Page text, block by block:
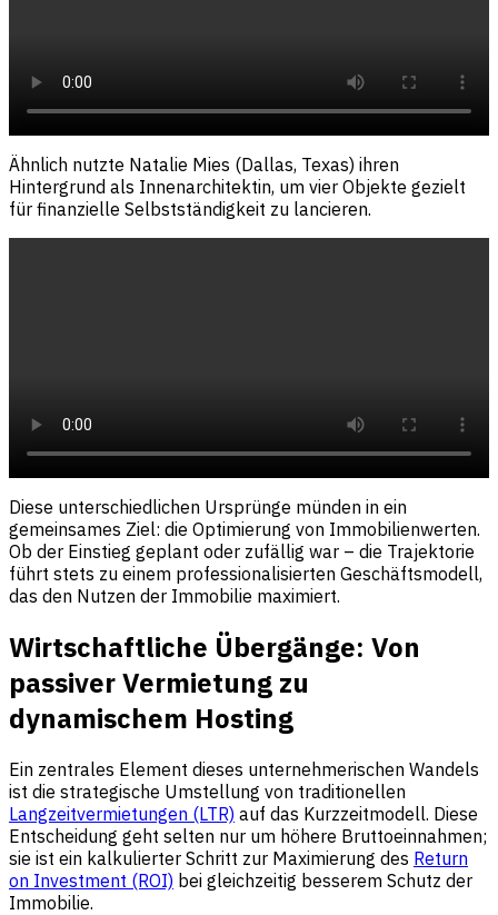
Ähnlich nutzte Natalie Mies (Dallas, Texas) ihren
Hintergrund als Innenarchitektin, um vier Objekte gezielt
für finanzielle Selbstständigkeit zu lancieren.
Diese unterschiedlichen Ursprünge münden in ein
gemeinsames Ziel: die Optimierung von Immobilienwerten.
Ob der Einstieg geplant oder zufällig war – die Trajektorie
führt stets zu einem professionalisierten Geschäftsmodell,
das den Nutzen der Immobilie maximiert.
Wirtschaftliche Übergänge: Von
passiver Vermietung zu
dynamischem Hosting
Ein zentrales Element dieses unternehmerischen Wandels
ist die strategische Umstellung von traditionellen
Langzeitvermietungen (LTR) auf das Kurzzeitmodell. Diese
Entscheidung geht selten nur um höhere Bruttoeinnahmen;
sie ist ein kalkulierter Schritt zur Maximierung des Return
on Investment (ROI) bei gleichzeitig besserem Schutz der
Immobilie.